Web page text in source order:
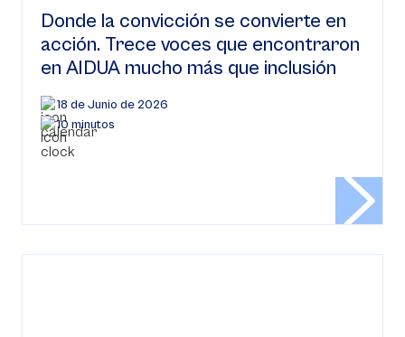
Donde la convicción se convierte en
acción. Trece voces que encontraron
en AIDUA mucho más que inclusión
18 de Junio de 2026
10 minutos